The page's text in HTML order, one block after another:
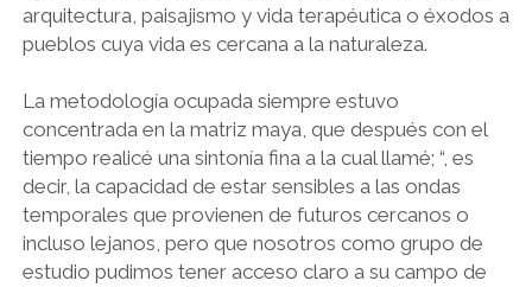
arquitectura, paisajismo y vida terapéutica o éxodos a
pueblos cuya vida es cercana a la naturaleza.
La metodología ocupada siempre estuvo
concentrada en la matriz maya, que después con el
tiempo realicé una sintonía fina a la cual llamé; “, es
decir, la capacidad de estar sensibles a las ondas
temporales que provienen de futuros cercanos o
incluso lejanos, pero que nosotros como grupo de
estudio pudimos tener acceso claro a su campo de